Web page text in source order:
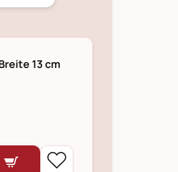
13 cm